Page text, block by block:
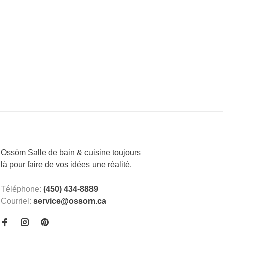
Ossöm Salle de bain & cuisine toujours
là pour faire de vos idées une réalité.
Téléphone: (450) 434-8889
Courriel: service@ossom.ca